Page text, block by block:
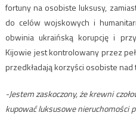
fortuny na osobiste luksusy,
do celów wojskowych i
obwinia ukraińską korupcję i
Kijowie jest kontrolowany przez
przedkładają korzyści osobiste nad
-Jestem zaskoczony, że krewni
kupować luksusowe nieruchomości